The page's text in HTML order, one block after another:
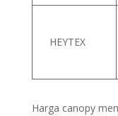
HEYTEX
Harga canopy